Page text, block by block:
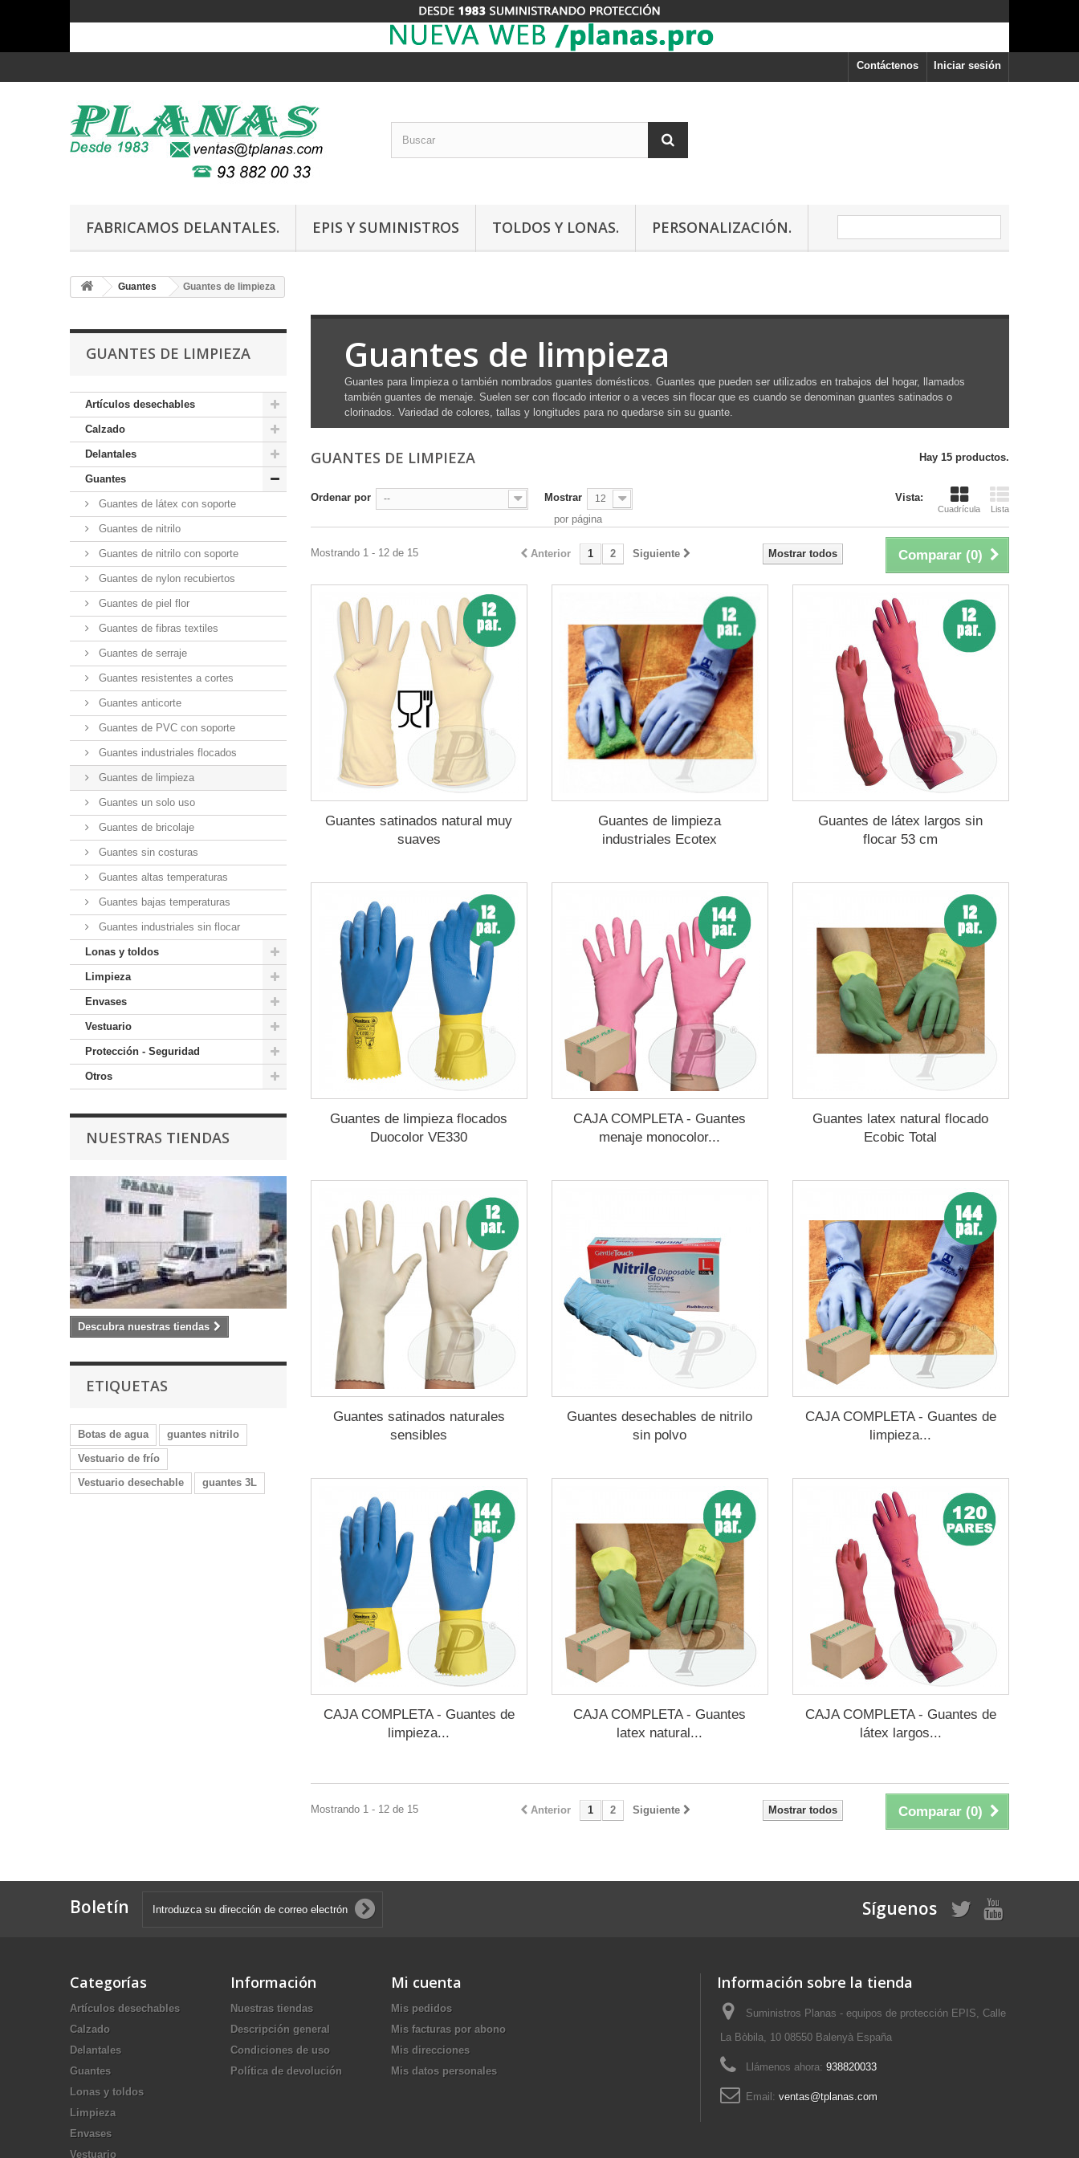
Iniciar sesión
Contáctenos
FABRICAMOS DELANTALES. EPIS Y SUMINISTROS TOLDOS Y LONAS. PERSONALIZACIÓN.
Guantes Guantes de limpieza
GUANTES DE LIMPIEZA
Artículos desechables
Calzado
Delantales
Guantes
Guantes de látex con soporte
Guantes de nitrilo
Guantes de nitrilo con soporte
Guantes de nylon recubiertos
Guantes de piel flor
Guantes de fibras textiles
Guantes de serraje
Guantes resistentes a cortes
Guantes anticorte
Guantes de PVC con soporte
Guantes industriales flocados
Guantes de limpieza
Guantes un solo uso
Guantes de bricolaje
Guantes sin costuras
Guantes altas temperaturas
Guantes bajas temperaturas
Guantes industriales sin flocar
Lonas y toldos
Limpieza
Envases
Vestuario
Protección - Seguridad
Otros
NUESTRAS TIENDAS
Descubra nuestras tiendas
ETIQUETAS
Botas de agua
guantes nitrilo
Vestuario de frío
Vestuario desechable
guantes 3L
Guantes de limpieza
Guantes para limpieza o también nombrados guantes domésticos. Guantes que pueden ser utilizados en trabajos del hogar, llamados
también guantes de menaje. Suelen ser con flocado interior o a veces sin flocar que es cuando se denominan guantes satinados o
clorinados. Variedad de colores, tallas y longitudes para no quedarse sin su guante.
GUANTES DE LIMPIEZA Hay 15 productos.
Vista:
Cuadrícula Lista
Ordenar por -- Mostrar 12
por página
Comparar (0)
Mostrar todos
Anterior 1 2 Siguiente
Mostrando 1 - 12 de 15
Guantes satinados natural muy
suaves
Guantes de limpieza
industriales Ecotex
Guantes de látex largos sin
flocar 53 cm
Guantes de limpieza flocados
Duocolor VE330
CAJA COMPLETA - Guantes
menaje monocolor...
Guantes latex natural flocado
Ecobic Total
Guantes satinados naturales
sensibles
Guantes desechables de nitrilo
sin polvo
CAJA COMPLETA - Guantes de
limpieza...
CAJA COMPLETA - Guantes de
limpieza...
CAJA COMPLETA - Guantes
latex natural...
CAJA COMPLETA - Guantes de
látex largos...
Comparar (0)
Mostrar todos
Anterior 1 2 Siguiente
Mostrando 1 - 12 de 15
Boletín Síguenos
Categorías
Artículos desechables
Calzado
Delantales
Guantes
Lonas y toldos
Limpieza
Envases
Vestuario
Información
Nuestras tiendas
Descripción general
Condiciones de uso
Política de devolución
Mi cuenta
Mis pedidos
Mis facturas por abono
Mis direcciones
Mis datos personales
Información sobre la tienda
Suministros Planas - equipos de protección EPIS, Calle
La Bòbila, 10 08550 Balenyà España
Llámenos ahora: 938820033
Email: ventas@tplanas.com